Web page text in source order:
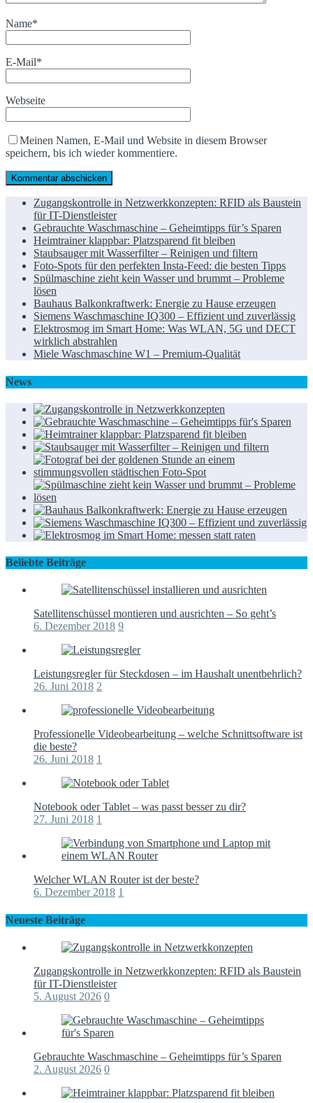
Name*
E-Mail*
Webseite
Meinen Namen, E-Mail und Website in diesem Browser
speichern, bis ich wieder kommentiere.
Zugangskontrolle in Netzwerkkonzepten: RFID als Baustein
für IT-Dienstleister
Gebrauchte Waschmaschine – Geheimtipps für’s Sparen
Heimtrainer klappbar: Platzsparend fit bleiben
Staubsauger mit Wasserfilter – Reinigen und filtern
Foto-Spots für den perfekten Insta-Feed: die besten Tipps
Spülmaschine zieht kein Wasser und brummt – Probleme
lösen
Bauhaus Balkonkraftwerk: Energie zu Hause erzeugen
Siemens Waschmaschine IQ300 – Effizient und zuverlässig
Elektrosmog im Smart Home: Was WLAN, 5G und DECT
wirklich abstrahlen
Miele Waschmaschine W1 – Premium-Qualität
News
Beliebte Beiträge
Satellitenschüssel montieren und ausrichten – So geht’s
6. Dezember 2018 9
Leistungsregler für Steckdosen – im Haushalt unentbehrlich?
26. Juni 2018 2
Professionelle Videobearbeitung – welche Schnittsoftware ist
die beste?
26. Juni 2018 1
Notebook oder Tablet – was passt besser zu dir?
27. Juni 2018 1
Welcher WLAN Router ist der beste?
6. Dezember 2018 1
Neueste Beiträge
Zugangskontrolle in Netzwerkkonzepten: RFID als Baustein
für IT-Dienstleister
5. August 2026 0
Gebrauchte Waschmaschine – Geheimtipps für’s Sparen
2. August 2026 0